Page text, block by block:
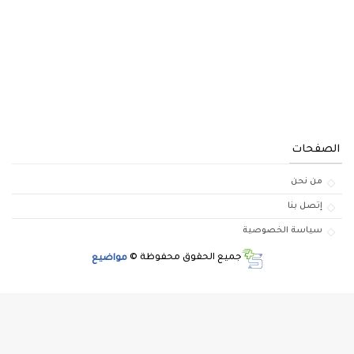
الصفحات
من نحن
إتصل بنا
سياسة الخصوصية
جميع الحقوق محفوظة © مواضيع